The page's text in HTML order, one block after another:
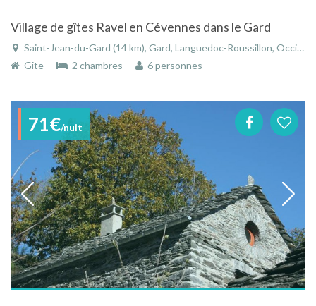
Village de gîtes Ravel en Cévennes dans le Gard
Saint-Jean-du-Gard (14 km), Gard, Languedoc-Roussillon, Occitanie, France
Gîte
2 chambres 6 personnes
71€/nuit